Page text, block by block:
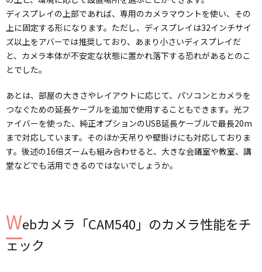
ディスプレイの上部であれば、専用のカメラマウントを使い、その
上に固定する形になります。ただし、ディスプレイは32インチサイ
ズ以上をアバーでは推奨しており、あまり小さいディスプレイだ
と、カメラ本体が不安定な状態に置かれ落下する恐れがあるとのこ
とでした。
あとは、部屋の大きさやレイアウトに応じて、パソコンとカメラを
つなぐための延長ケーブルを追加で使用することもできます。光フ
ァイバーを使った、純正オプションのUSB延長ケーブルで最長20m
まで対応しています。そのほか天吊りや壁掛けにも対応しておりま
す。後述の16倍ズームも組み合わせると、大きな会議室や教室、講
堂などでも活用できるのではないでしょうか。
Webカメラ「CAM540」のカメラ性能をチ
ェック